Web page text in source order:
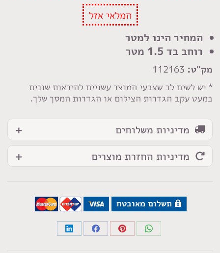
המחיר הינו למטר
רוחב בד 1.5 מטר
מק"ט:
* יש לשים לב שצבעי המוצר עשויים להיראות שונים
במעט עקב הגדרות הצילום או הגדרות המסך שלך.
המלאי אזל
מדיניות משלוחים
מדיניות החזרת מוצרים
תשלום מאובטח
Share
Share
Share
Share